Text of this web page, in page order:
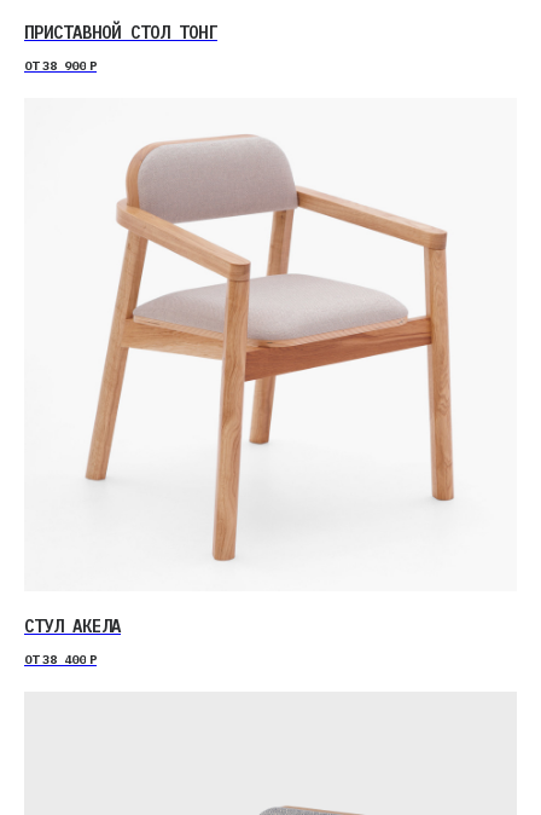
ПРИСТАВНОЙ СТОЛ ТОНГ
ОТ 38 900 Р
СТУЛ АКЕЛА
ОТ 38 400 Р